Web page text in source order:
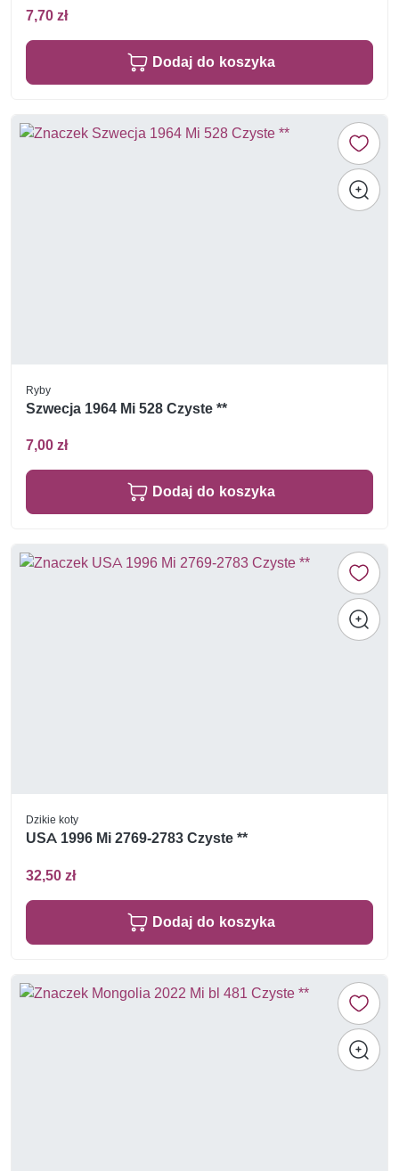
7,70 zł
Dodaj do koszyka
Ryby
Szwecja 1964 Mi 528 Czyste **
7,00 zł
Dodaj do koszyka
Dzikie koty
USA 1996 Mi 2769-2783 Czyste **
32,50 zł
Dodaj do koszyka